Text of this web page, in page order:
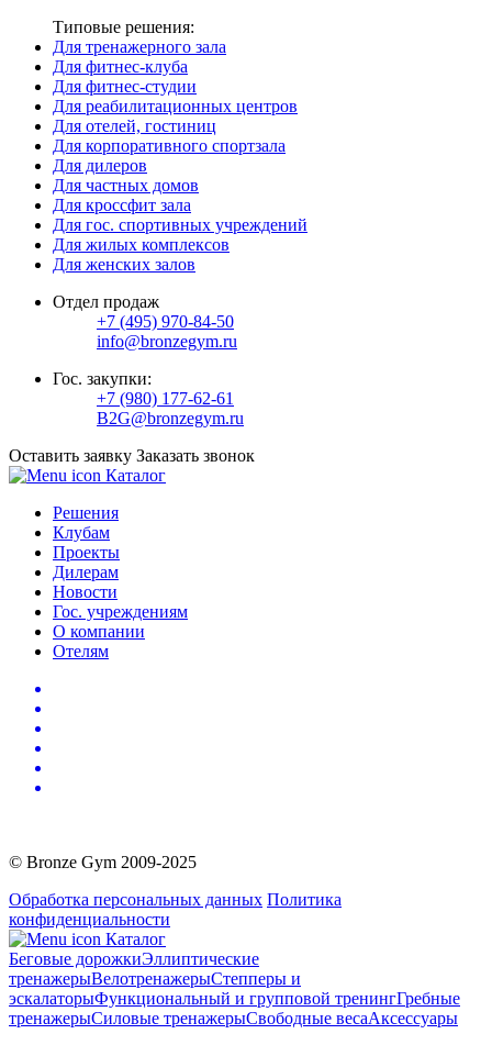
Типовые решения:
Для тренажерного зала
Для фитнес-клуба
Для фитнес-студии
Для реабилитационных центров
Для отелей, гостиниц
Для корпоративного спортзала
Для дилеров
Для частных домов
Для кроссфит зала
Для гос. спортивных учреждений
Для жилых комплексов
Для женских залов
Отдел продаж
+7 (495) 970-84-50
info@bronzegym.ru
Гос. закупки:
+7 (980) 177-62-61
B2G@bronzegym.ru
Оставить заявку Заказать звонок
Каталог
Решения
Клубам
Проекты
Дилерам
Новости
Гос. учреждениям
О компании
Отелям
© Bronze Gym 2009-2025
Обработка персональных данных Политика
конфиденциальности
Каталог
Беговые дорожкиЭллиптические
тренажерыВелотренажерыСтепперы и
эскалаторыФункциональный и групповой тренингГребные
тренажерыСиловые тренажерыСвободные весаАксессуары